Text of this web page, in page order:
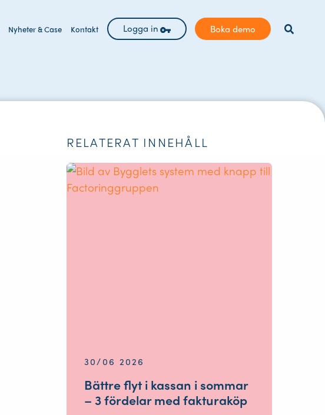
Nyheter & Case Kontakt Logga in Boka demo
RELATERAT INNEHÅLL
30/06 2026
Bättre flyt i kassan i sommar
– 3 fördelar med fakturaköp